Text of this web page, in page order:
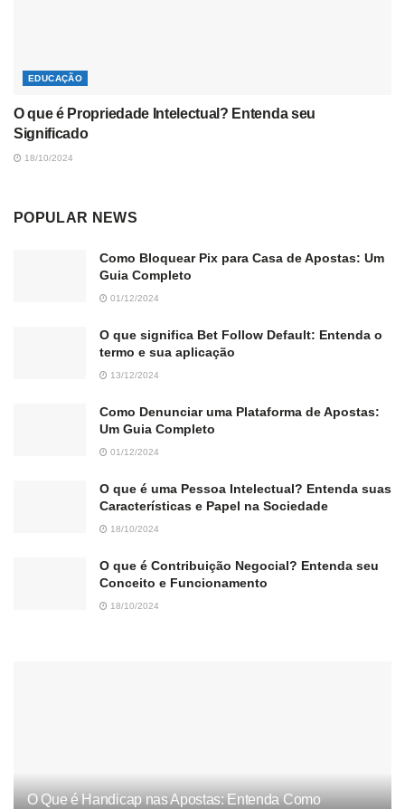
EDUCAÇÃO
O que é Propriedade Intelectual? Entenda seu
Significado
18/10/2024
POPULAR NEWS
Como Bloquear Pix para Casa de Apostas: Um
Guia Completo
01/12/2024
O que significa Bet Follow Default: Entenda o
termo e sua aplicação
13/12/2024
Como Denunciar uma Plataforma de Apostas:
Um Guia Completo
01/12/2024
O que é uma Pessoa Intelectual? Entenda suas
Características e Papel na Sociedade
18/10/2024
O que é Contribuição Negocial? Entenda seu
Conceito e Funcionamento
18/10/2024
O Que é Handicap nas Apostas: Entenda Como